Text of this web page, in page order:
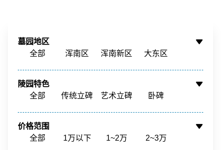
墓园地区
全部
浑南区 浑南新区
大东区
铁西区
铁西新区 苏家屯区
沈北新区
辽中区
陵园特色
全部
传统立碑 艺术立碑
卧碑
树葬
壁葬 花坛葬
骨灰墙
骨灰寄存
价格范围
全部
1万以下 1~2万
2~3万